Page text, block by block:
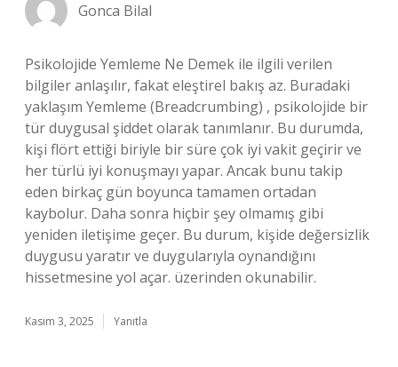
Gonca Bilal
Psikolojide Yemleme Ne Demek ile ilgili verilen
bilgiler anlaşılır, fakat eleştirel bakış az. Buradaki
yaklaşım Yemleme (Breadcrumbing) , psikolojide bir
tür duygusal şiddet olarak tanımlanır. Bu durumda,
kişi flört ettiği biriyle bir süre çok iyi vakit geçirir ve
her türlü iyi konuşmayı yapar. Ancak bunu takip
eden birkaç gün boyunca tamamen ortadan
kaybolur. Daha sonra hiçbir şey olmamış gibi
yeniden iletişime geçer. Bu durum, kişide değersizlik
duygusu yaratır ve duygularıyla oynandığını
hissetmesine yol açar. üzerinden okunabilir.
Kasım 3, 2025 Yanıtla